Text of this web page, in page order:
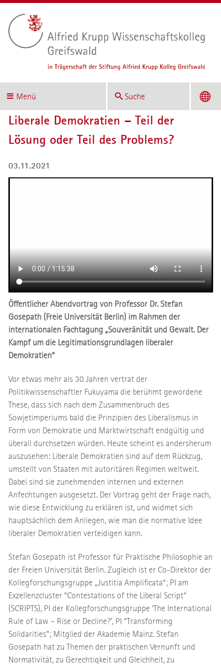
Menü Suche
Liberale Demokratien – Teil der
Lösung oder Teil des Problems?
03.11.2021
Öffentlicher Abendvortrag von Professor Dr. Stefan
Gosepath (Freie Universität Berlin) im Rahmen der
internationalen Fachtagung „Souveränität und Gewalt. Der
Kampf um die Legitimationsgrundlagen liberaler
Demokratien“
Vor etwas mehr als 30 Jahren vertrat der
Politikwissenschaftler Fukuyama die berühmt gewordene
These, dass sich nach dem Zusammenbruch des
Sowjetimperiums bald die Prinzipien des Liberalismus in
Form von Demokratie und Marktwirtschaft endgültig und
überall durchsetzen würden. Heute scheint es andersherum
auszusehen: Liberale Demokratien sind auf dem Rückzug,
umstellt von Staaten mit autoritären Regimen weltweit.
Dabei sind sie zunehmenden internen und externen
Anfechtungen ausgesetzt. Der Vortrag geht der Frage nach,
wie diese Entwicklung zu erklären ist, und widmet sich
hauptsächlich dem Anliegen, wie man die normative Idee
liberaler Demokratien verteidigen kann.
Stefan Gosepath ist Professor für Praktische Philosophie an
der Freien Universität Berlin. Zugleich ist er Co-Direktor der
Kollegforschungsgruppe „Justitia Amplificata“; PI am
Exzellenzcluster “Contestations of the Liberal Script“
(SCRIPTS), PI der Kollegforschungsgruppe ‘The International
Rule of Law – Rise or Decline?’, PI “Transforming
Solidarities”; Mitglied der Akademie Mainz. Stefan
Gosepath hat zu Themen der praktischen Vernunft und
Normativität, zu Gerechtigkeit und Gleichheit, zu